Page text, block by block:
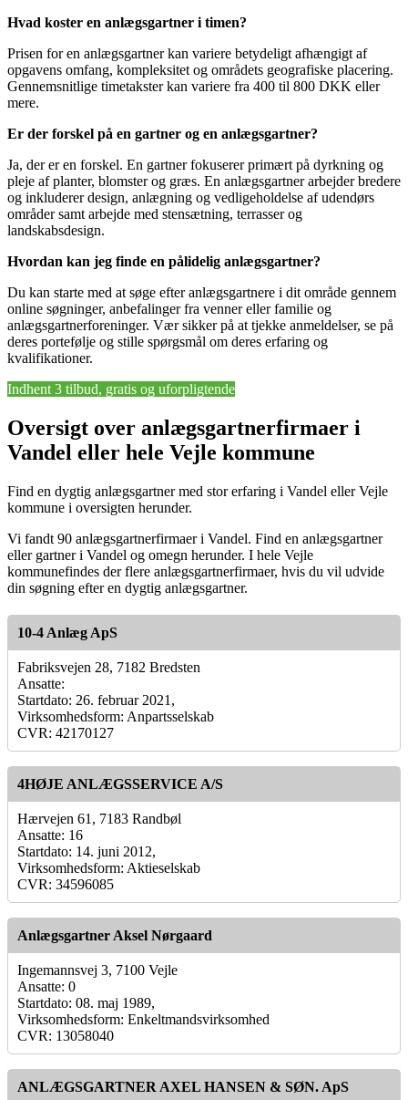
Hvad koster en anlægsgartner i timen?
Prisen for en anlægsgartner kan variere betydeligt afhængigt af
opgavens omfang, kompleksitet og områdets geografiske placering.
Gennemsnitlige timetakster kan variere fra 400 til 800 DKK eller
mere.
Er der forskel på en gartner og en anlægsgartner?
Ja, der er en forskel. En gartner fokuserer primært på dyrkning og
pleje af planter, blomster og græs. En anlægsgartner arbejder bredere
og inkluderer design, anlægning og vedligeholdelse af udendørs
områder samt arbejde med stensætning, terrasser og
landskabsdesign.
Hvordan kan jeg finde en pålidelig anlægsgartner?
Du kan starte med at søge efter anlægsgartnere i dit område gennem
online søgninger, anbefalinger fra venner eller familie og
anlægsgartnerforeninger. Vær sikker på at tjekke anmeldelser, se på
deres portefølje og stille spørgsmål om deres erfaring og
kvalifikationer.
Indhent 3 tilbud, gratis og uforpligtende
Oversigt over anlægsgartnerfirmaer i
Vandel eller hele Vejle kommune
Find en dygtig anlægsgartner med stor erfaring i Vandel eller Vejle
kommune i oversigten herunder.
Vi fandt 90 anlægsgartnerfirmaer i Vandel. Find en anlægsgartner
eller gartner i Vandel og omegn herunder. I hele Vejle
kommunefindes der flere anlægsgartnerfirmaer, hvis du vil udvide
din søgning efter en dygtig anlægsgartner.
10-4 Anlæg ApS
Fabriksvejen 28, 7182 Bredsten
Ansatte:
Startdato: 26. februar 2021,
Virksomhedsform: Anpartsselskab
CVR: 42170127
4HØJE ANLÆGSSERVICE A/S
Hærvejen 61, 7183 Randbøl
Ansatte: 16
Startdato: 14. juni 2012,
Virksomhedsform: Aktieselskab
CVR: 34596085
Anlægsgartner Aksel Nørgaard
Ingemannsvej 3, 7100 Vejle
Ansatte: 0
Startdato: 08. maj 1989,
Virksomhedsform: Enkeltmandsvirksomhed
CVR: 13058040
ANLÆGSGARTNER AXEL HANSEN & SØN. ApS